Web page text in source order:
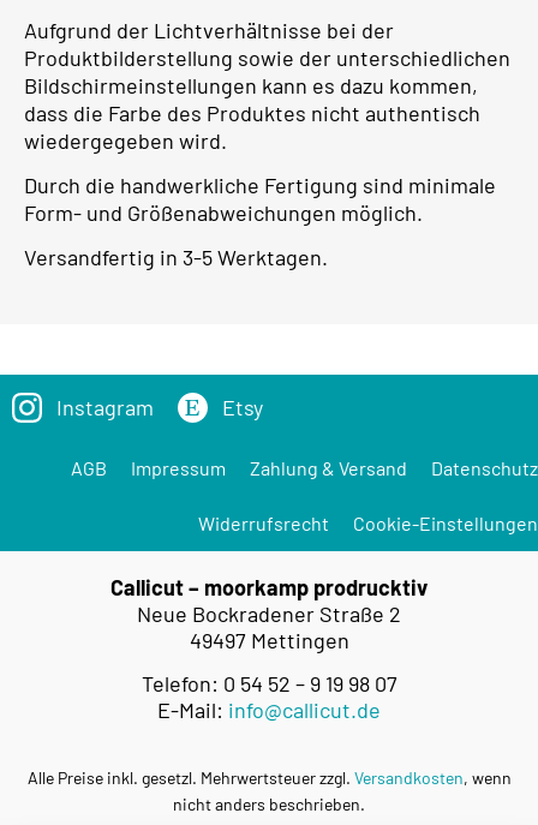
Aufgrund der Lichtverhältnisse bei der
Produktbilderstellung sowie der unterschiedlichen
Bildschirmeinstellungen kann es dazu kommen,
dass die Farbe des Produktes nicht authentisch
wiedergegeben wird.
Durch die handwerkliche Fertigung sind minimale
Form- und Größenabweichungen möglich.
Versandfertig in 3-5 Werktagen.
Instagram Etsy
AGB Impressum Zahlung & Versand Datenschutz
Widerrufsrecht Cookie-Einstellungen
Callicut – moorkamp prodrucktiv
Neue Bockradener Straße 2
49497 Mettingen
Telefon: 0 54 52 – 9 19 98 07
E-Mail: info@callicut.de
Alle Preise inkl. gesetzl. Mehrwertsteuer zzgl. Versandkosten, wenn
nicht anders beschrieben.